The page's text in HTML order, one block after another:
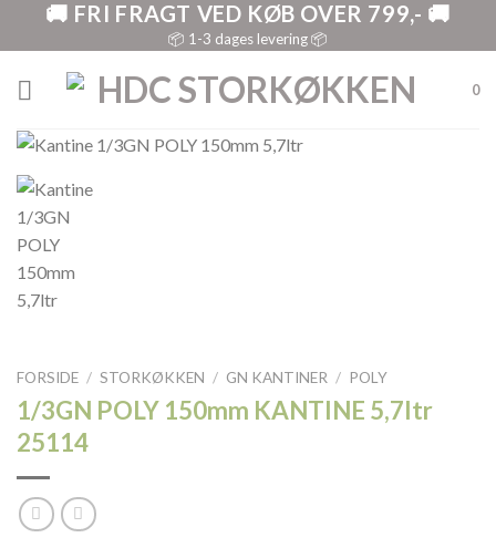
🚚 FRI FRAGT VED KØB OVER 799,- 🚚
📦 1-3 dages levering 📦
0
FORSIDE / STORKØKKEN / GN KANTINER / POLY
1/3GN POLY 150mm KANTINE 5,7ltr
25114